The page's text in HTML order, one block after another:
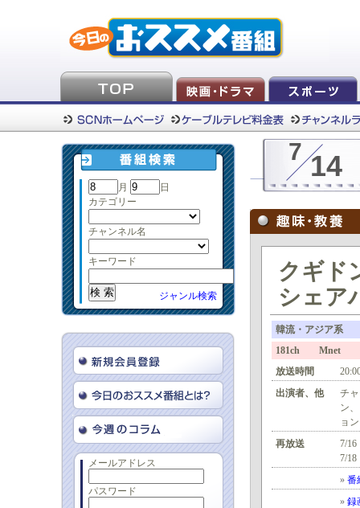
月
日
カテゴリー
チャンネル名
キーワード
ジャンル検索
メールアドレス
パスワード
7 14
クギド
シェア
韓流・アジア系
181ch Mnet
放送時間
出演者、他
チ
ン
ョ
再放送
7/
7/
» 番
» 録